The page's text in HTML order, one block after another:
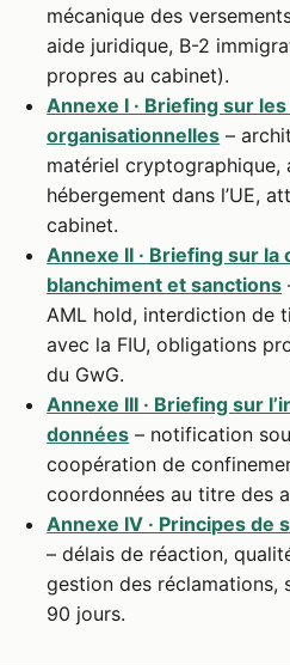
mécanique des
aide juridique, B-2
propres au cabinet).
Annexe I · Briefing sur
organisationnelles –
matériel cryptographique,
hébergement dans l’UE,
cabinet.
Annexe II · Briefing sur
blanchiment et sanctions
AML hold, interdiction de
avec la FIU, obligations
du GwG.
Annexe III · Briefing sur
données – notification
coopération de
coordonnées au titre des
Annexe IV · Principes de
– délais de réaction,
gestion des réclamations,
90 jours.